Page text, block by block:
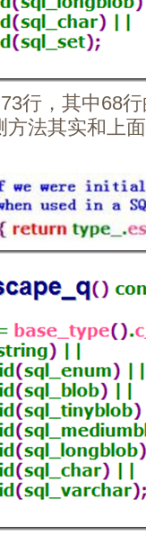
行，其中68
法其实和上